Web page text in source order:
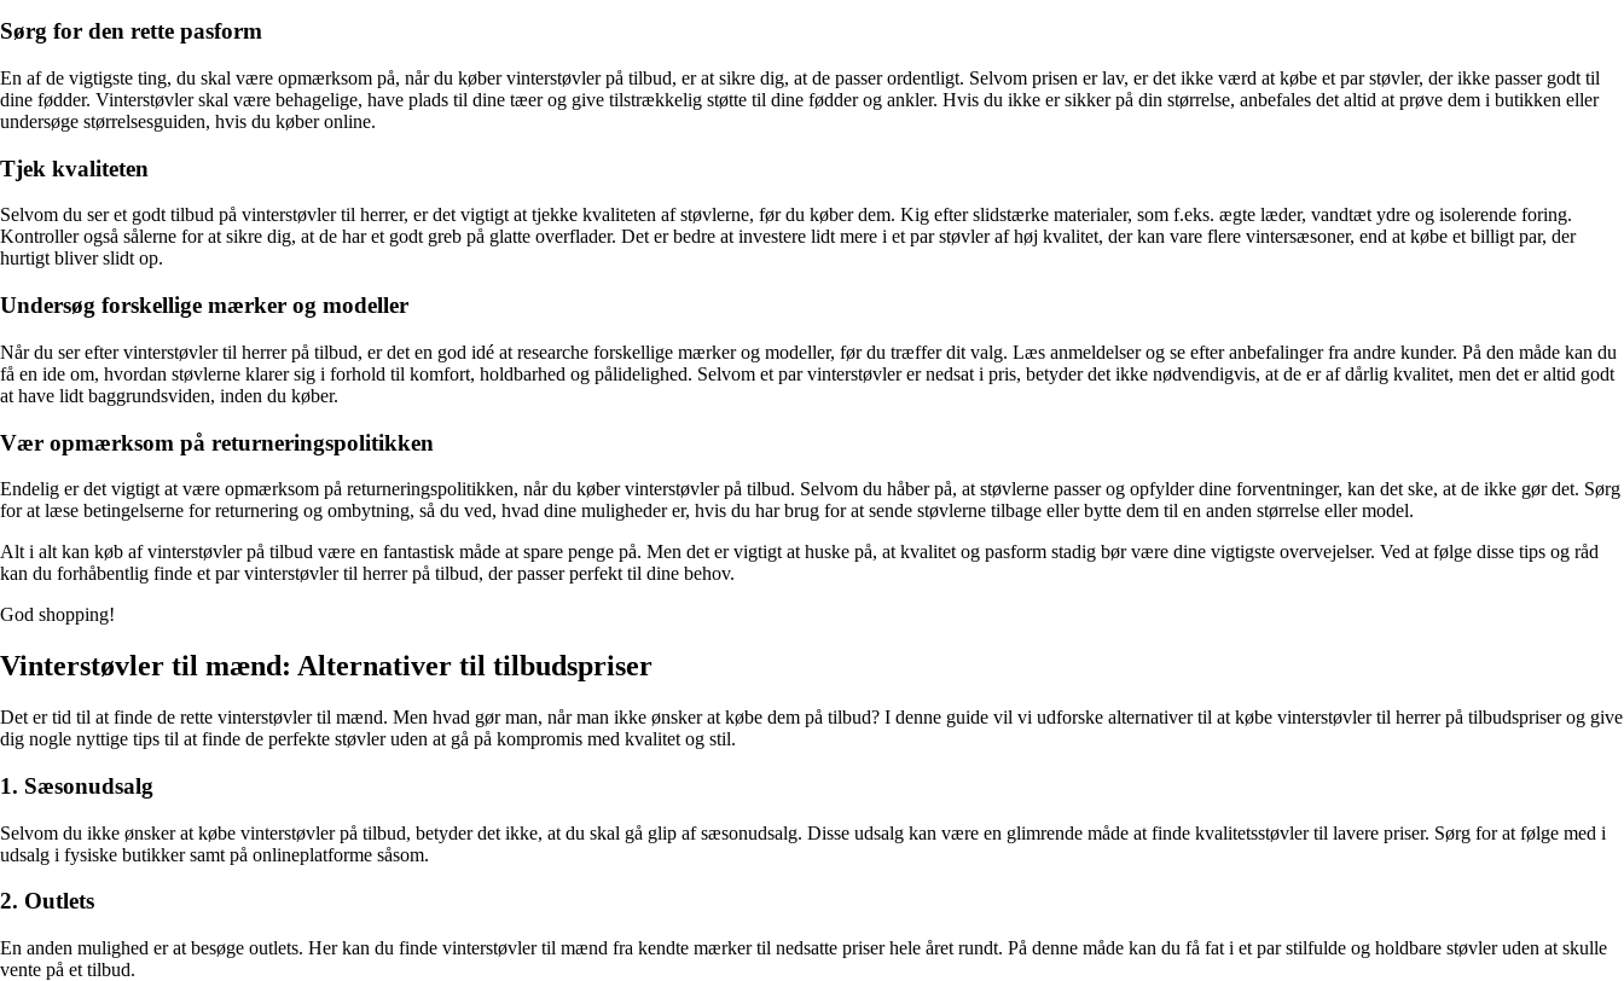
Sørg for den rette pasform
En af de vigtigste ting, du skal være opmærksom på, når du køber vinterstøvler på tilbud, er at sikre dig, at de passer ordentligt. Selvom prisen er lav, er det ikke værd at købe et par støvler, der ikke passer godt til
dine fødder. Vinterstøvler skal være behagelige, have plads til dine tæer og give tilstrækkelig støtte til dine fødder og ankler. Hvis du ikke er sikker på din størrelse, anbefales det altid at prøve dem i butikken eller
undersøge størrelsesguiden, hvis du køber online.
Tjek kvaliteten
Selvom du ser et godt tilbud på vinterstøvler til herrer, er det vigtigt at tjekke kvaliteten af ​​støvlerne, før du køber dem. Kig efter slidstærke materialer, som f.eks. ægte læder, vandtæt ydre og isolerende foring.
Kontroller også sålerne for at sikre dig, at de har et godt greb på glatte overflader. Det er bedre at investere lidt mere i et par støvler af høj kvalitet, der kan vare flere vintersæsoner, end at købe et billigt par, der
hurtigt bliver slidt op.
Undersøg forskellige mærker og modeller
Når du ser efter vinterstøvler til herrer på tilbud, er det en god idé at researche forskellige mærker og modeller, før du træffer dit valg. Læs anmeldelser og se efter anbefalinger fra andre kunder. På den måde kan du
få en ide om, hvordan støvlerne klarer sig i forhold til komfort, holdbarhed og pålidelighed. Selvom et par vinterstøvler er nedsat i pris, betyder det ikke nødvendigvis, at de er af dårlig kvalitet, men det er altid godt
at have lidt baggrundsviden, inden du køber.
Vær opmærksom på returneringspolitikken
Endelig er det vigtigt at være opmærksom på returneringspolitikken, når du køber vinterstøvler på tilbud. Selvom du håber på, at støvlerne passer og opfylder dine forventninger, kan det ske, at de ikke gør det. Sørg
for at læse betingelserne for returnering og ombytning, så du ved, hvad dine muligheder er, hvis du har brug for at sende støvlerne tilbage eller bytte dem til en anden størrelse eller model.
Alt i alt kan køb af vinterstøvler på tilbud være en fantastisk måde at spare penge på. Men det er vigtigt at huske på, at kvalitet og pasform stadig bør være dine vigtigste overvejelser. Ved at følge disse tips og råd
kan du forhåbentlig finde et par vinterstøvler til herrer på tilbud, der passer perfekt til dine behov.
God shopping!
Vinterstøvler til mænd: Alternativer til tilbudspriser
Det er tid til at finde de rette vinterstøvler til mænd. Men hvad gør man, når man ikke ønsker at købe dem på tilbud? I denne guide vil vi udforske alternativer til at købe vinterstøvler til herrer på tilbudspriser og give
dig nogle nyttige tips til at finde de perfekte støvler uden at gå på kompromis med kvalitet og stil.
1. Sæsonudsalg
Selvom du ikke ønsker at købe vinterstøvler på tilbud, betyder det ikke, at du skal gå glip af sæsonudsalg. Disse udsalg kan være en glimrende måde at finde kvalitetsstøvler til lavere priser. Sørg for at følge med i
udsalg i fysiske butikker samt på onlineplatforme såsom.
2. Outlets
En anden mulighed er at besøge outlets. Her kan du finde vinterstøvler til mænd fra kendte mærker til nedsatte priser hele året rundt. På denne måde kan du få fat i et par stilfulde og holdbare støvler uden at skulle
vente på et tilbud.